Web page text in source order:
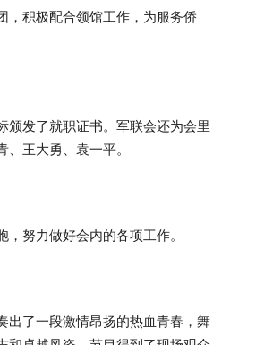
，积极配合领馆工作，为服务侨
颁发了就职证书。军联会还为会里
王大勇、袁一平。
努力做好会内的各项工作。
出了一段激情昂扬的热血青春，舞